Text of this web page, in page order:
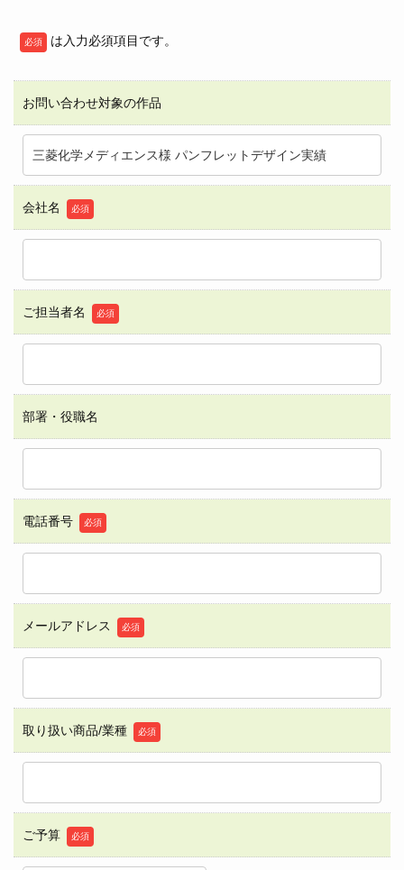
必須 は入力必須項目です。
お問い合わせ対象の作品
会社名 必須
ご担当者名 必須
部署・役職名
電話番号 必須
メールアドレス 必須
取り扱い商品/業種 必須
ご予算 必須